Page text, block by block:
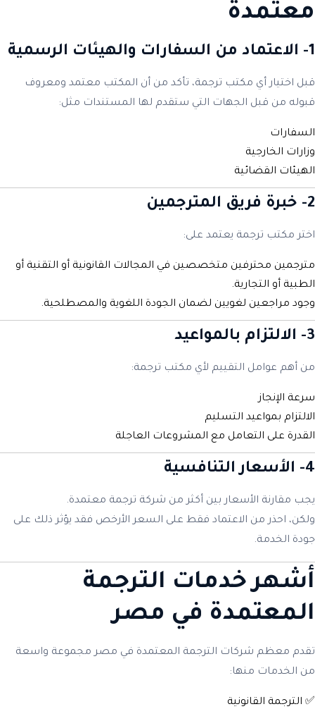
معتمدة
1- الاعتماد من السفارات والهيئات الرسمية
قبل اختيار أي مكتب ترجمة، تأكد من أن المكتب معتمد ومعروف
قبوله من قبل الجهات التي ستقدم لها المستندات مثل:
السفارات
وزارات الخارجية
الهيئات القضائية
2- خبرة فريق المترجمين
اختر مكتب ترجمة يعتمد على:
مترجمين محترفين متخصصين في المجالات القانونية أو التقنية أو
الطبية أو التجارية.
وجود مراجعين لغويين لضمان الجودة اللغوية والمصطلحية.
3- الالتزام بالمواعيد
من أهم عوامل التقييم لأي مكتب ترجمة:
سرعة الإنجاز
الالتزام بمواعيد التسليم
القدرة على التعامل مع المشروعات العاجلة
4- الأسعار التنافسية
يجب مقارنة الأسعار بين أكثر من شركة ترجمة معتمدة.
ولكن، احذر من الاعتماد فقط على السعر الأرخص فقد يؤثر ذلك على
جودة الخدمة.
أشهر خدمات الترجمة
المعتمدة في مصر
تقدم معظم شركات الترجمة المعتمدة في مصر مجموعة واسعة
من الخدمات منها:
✅ الترجمة القانونية